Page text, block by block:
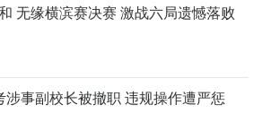
无缘横滨赛决赛 激战六局遗憾落败
涉事副校长被撤职 违规操作遭严惩